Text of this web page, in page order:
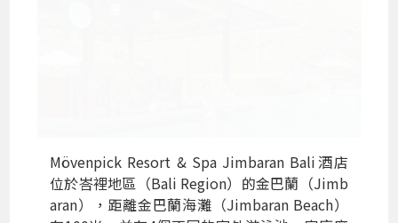
Mövenpick Resort & Spa Jimbaran Bali酒店
位於峇裡地區（Bali Region）的金巴蘭（Jimb
aran），距離金巴蘭海灘（Jimbaran Beach）